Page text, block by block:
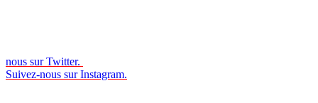
nous sur Twitter.
Suivez-nous sur Instagram.